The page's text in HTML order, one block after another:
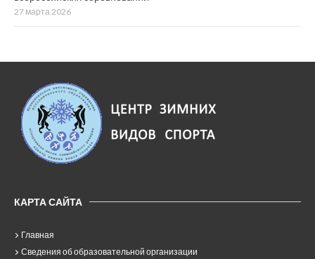
27 марта 2026
КАРТА САЙТА
Главная
Сведения об образовательной организации